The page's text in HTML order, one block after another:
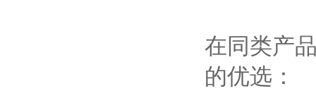
在同类产
的优选：